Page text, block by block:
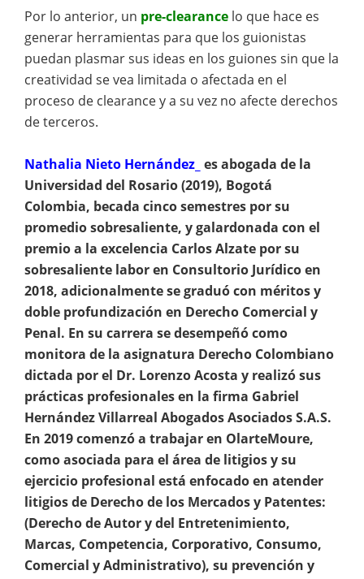
Por lo anterior, un pre-clearance lo que hace es
generar herramientas para que los guionistas
puedan plasmar sus ideas en los guiones sin que la
creatividad se vea limitada o afectada en el
proceso de clearance y a su vez no afecte derechos
de terceros.
Nathalia Nieto Hernández_ es abogada de la
Universidad del Rosario (2019), Bogotá
Colombia, becada cinco semestres por su
promedio sobresaliente, y galardonada con el
premio a la excelencia Carlos Alzate por su
sobresaliente labor en Consultorio Jurídico en
2018, adicionalmente se graduó con méritos y
doble profundización en Derecho Comercial y
Penal. En su carrera se desempeñó como
monitora de la asignatura Derecho Colombiano
dictada por el Dr. Lorenzo Acosta y realizó sus
prácticas profesionales en la firma Gabriel
Hernández Villarreal Abogados Asociados S.A.S.
En 2019 comenzó a trabajar en OlarteMoure,
como asociada para el área de litigios y su
ejercicio profesional está enfocado en atender
litigios de Derecho de los Mercados y Patentes:
(Derecho de Autor y del Entretenimiento,
Marcas, Competencia, Corporativo, Consumo,
Comercial y Administrativo), su prevención y